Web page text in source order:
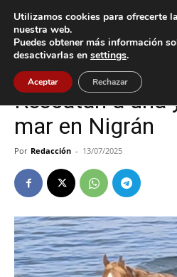
Inicio Nigrán
Nigrán Sucesos
Rescatan a una
mar en Nigrán
Por Redacción - 13/07/2025
Utilizamos cookies para ofrecerte
nuestra web.
Puedes obtener más información
desactivarlas en settings.
Aceptar Rechazar